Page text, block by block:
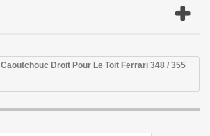
Caoutchouc Droit Pour Le Toit Ferrari 348 / 355